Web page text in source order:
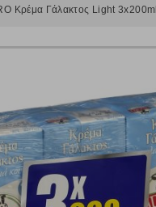
Κρέμα Γάλακτος Light 3x200ml